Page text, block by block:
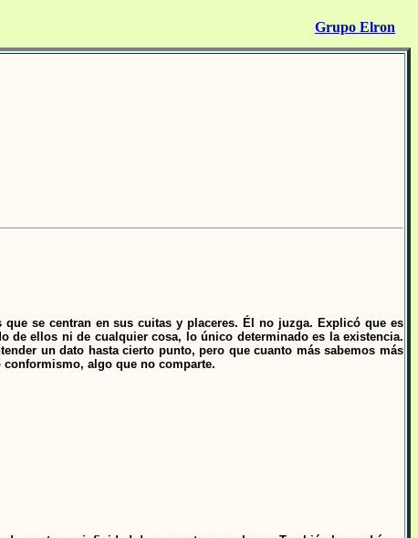
Grupo Elron
se centran en sus cuitas y placeres. Él no juzga. Explicó que es
de ellos ni de cualquier cosa, lo único determinado es la existencia.
un dato hasta cierto punto, pero que cuanto más sabemos más
algo que no comparte.